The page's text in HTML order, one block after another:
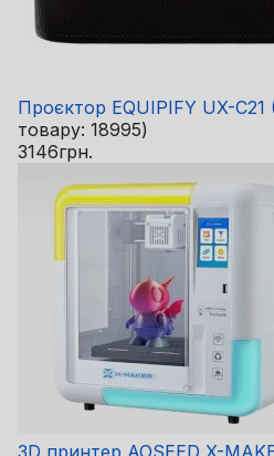
Проєктор EQUIPIFY UX-C21
товару: 18995)
3146грн.
3D принтер AOSEED X-